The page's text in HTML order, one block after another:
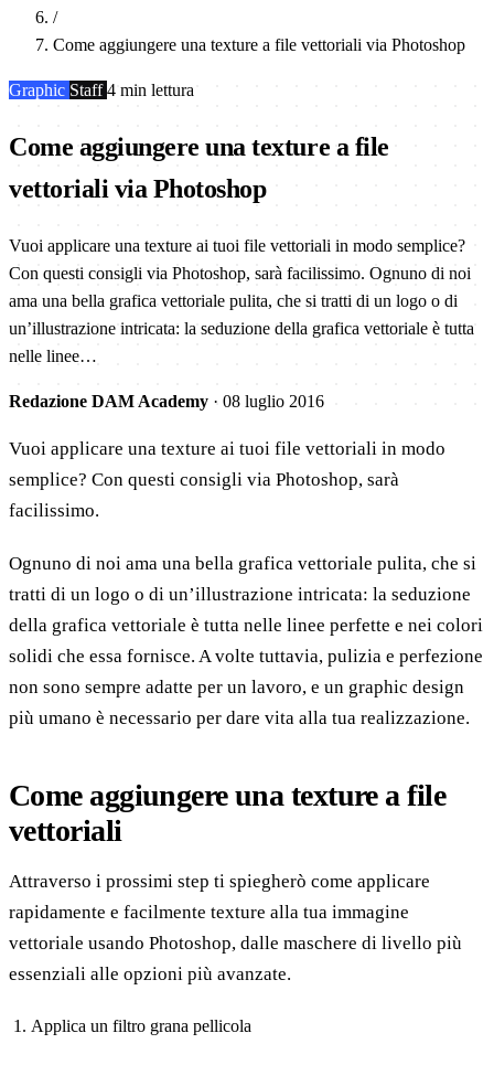
/
Come aggiungere una texture a file vettoriali via Photoshop
Graphic Staff4 min lettura
Come aggiungere una texture a file
vettoriali via Photoshop
Vuoi applicare una texture ai tuoi file vettoriali in modo semplice?
Con questi consigli via Photoshop, sarà facilissimo. Ognuno di noi
ama una bella grafica vettoriale pulita, che si tratti di un logo o di
un’illustrazione intricata: la seduzione della grafica vettoriale è tutta
nelle linee…
Redazione DAM Academy · 08 luglio 2016
Vuoi applicare una texture ai tuoi file vettoriali in modo
semplice? Con questi consigli via Photoshop, sarà
facilissimo.
Ognuno di noi ama una bella grafica vettoriale pulita, che si
tratti di un logo o di un’illustrazione intricata: la seduzione
della grafica vettoriale è tutta nelle linee perfette e nei colori
solidi che essa fornisce. A volte tuttavia, pulizia e perfezione
non sono sempre adatte per un lavoro, e un graphic design
più umano è necessario per dare vita alla tua realizzazione.
Come aggiungere una texture a file
vettoriali
Attraverso i prossimi step ti spiegherò come applicare
rapidamente e facilmente texture alla tua immagine
vettoriale usando Photoshop, dalle maschere di livello più
essenziali alle opzioni più avanzate.
Applica un filtro grana pellicola